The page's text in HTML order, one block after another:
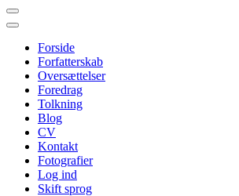
Forside
Forfatterskab
Oversættelser
Foredrag
Tolkning
Blog
CV
Kontakt
Fotografier
Log ind
Skift sprog